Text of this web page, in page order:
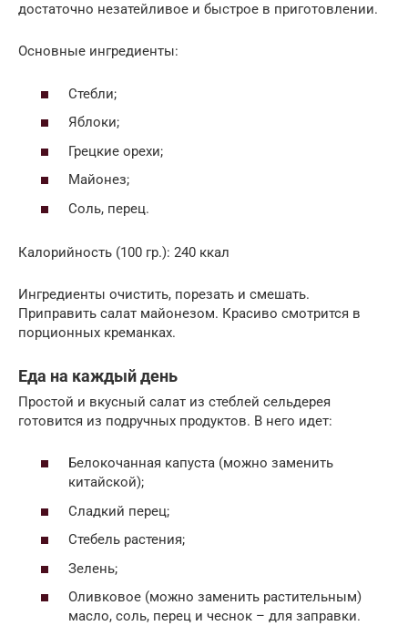
достаточно незатейливое и быстрое в приготовлении.
Основные ингредиенты:
Стебли;
Яблоки;
Грецкие орехи;
Майонез;
Соль, перец.
Калорийность (100 гр.): 240 ккал
Ингредиенты очистить, порезать и смешать.
Приправить салат майонезом. Красиво смотрится в
порционных креманках.
Еда на каждый день
Простой и вкусный салат из стеблей сельдерея
готовится из подручных продуктов. В него идет:
Белокочанная капуста (можно заменить
китайской);
Сладкий перец;
Стебель растения;
Зелень;
Оливковое (можно заменить растительным)
масло, соль, перец и чеснок – для заправки.